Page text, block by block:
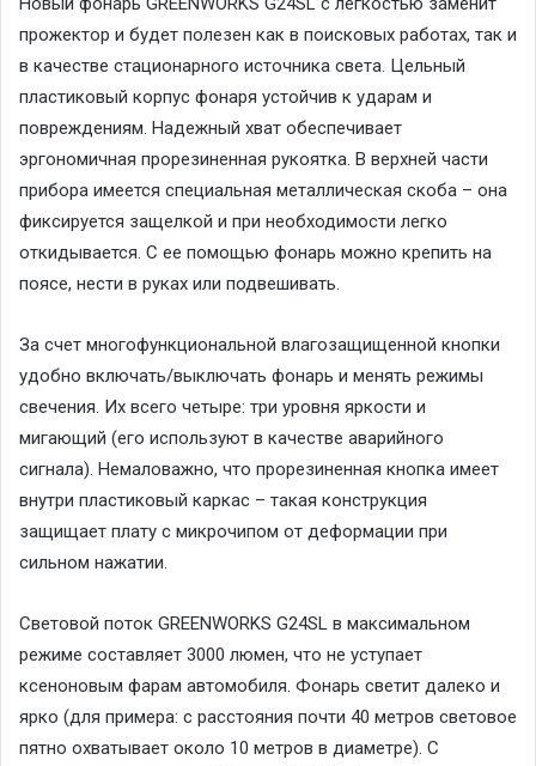
прожектор и будет полезен как в поисковых работах, так и
в качестве стационарного источника света. Цельный
пластиковый корпус фонаря устойчив к ударам и
повреждениям. Надежный хват обеспечивает
эргономичная прорезиненная рукоятка. В верхней части
прибора имеется специальная металлическая скоба – она
фиксируется защелкой и при необходимости легко
откидывается. С ее помощью фонарь можно крепить на
поясе, нести в руках или подвешивать.
За счет многофункциональной влагозащищенной кнопки
удобно включать/выключать фонарь и менять режимы
свечения. Их всего четыре: три уровня яркости и
мигающий (его используют в качестве аварийного
сигнала). Немаловажно, что прорезиненная кнопка имеет
внутри пластиковый каркас – такая конструкция
защищает плату с микрочипом от деформации при
сильном нажатии.
Световой поток GREENWORKS G24SL в максимальном
режиме составляет 3000 люмен, что не уступает
ксеноновым фарам автомобиля. Фонарь светит далеко и
ярко (для примера: с расстояния почти 40 метров световое
пятно охватывает около 10 метров в диаметре). С